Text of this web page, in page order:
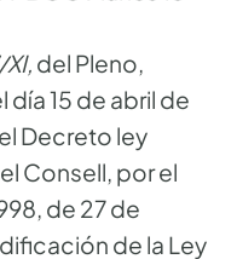
del Pleno,
15 de abril de
Decreto ley
Consell, por el
de 27 de
de la Ley